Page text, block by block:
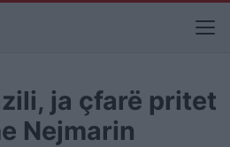
ja çfarë pritet
Nejmarin